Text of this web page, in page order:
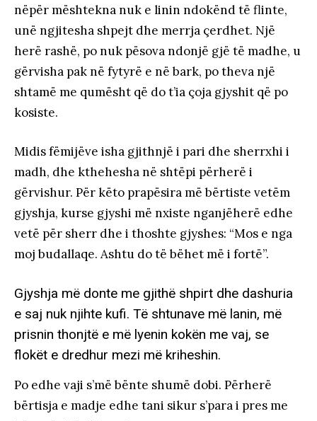
nëpër mështekna nuk e linin ndokënd të flinte,
unë ngjitesha shpejt dhe merrja çerdhet. Një
herë rashë, po nuk pësova ndonjë gjë të madhe, u
gërvisha pak në fytyrë e në bark, po theva një
shtamë me qumësht që do t’ia çoja gjyshit që po
kosiste.
Midis fëmijëve isha gjithnjë i pari dhe sherrxhi i
madh, dhe kthehesha në shtëpi përherë i
gërvishur. Për këto prapësira më bërtiste vetëm
gjyshja, kurse gjyshi më nxiste nganjëherë edhe
vetë për sherr dhe i thoshte gjyshes: “Mos e nga
moj budallaqe. Ashtu do të bëhet më i fortë”.
Gjyshja më donte me gjithë shpirt dhe dashuria
e saj nuk njihte kufi. Të shtunave më lanin, më
prisnin thonjtë e më lyenin kokën me vaj, se
flokët e dredhur mezi më kriheshin.
Po edhe vaji s’më bënte shumë dobi. Përherë
bërtisja e madje edhe tani sikur s’para i pres me